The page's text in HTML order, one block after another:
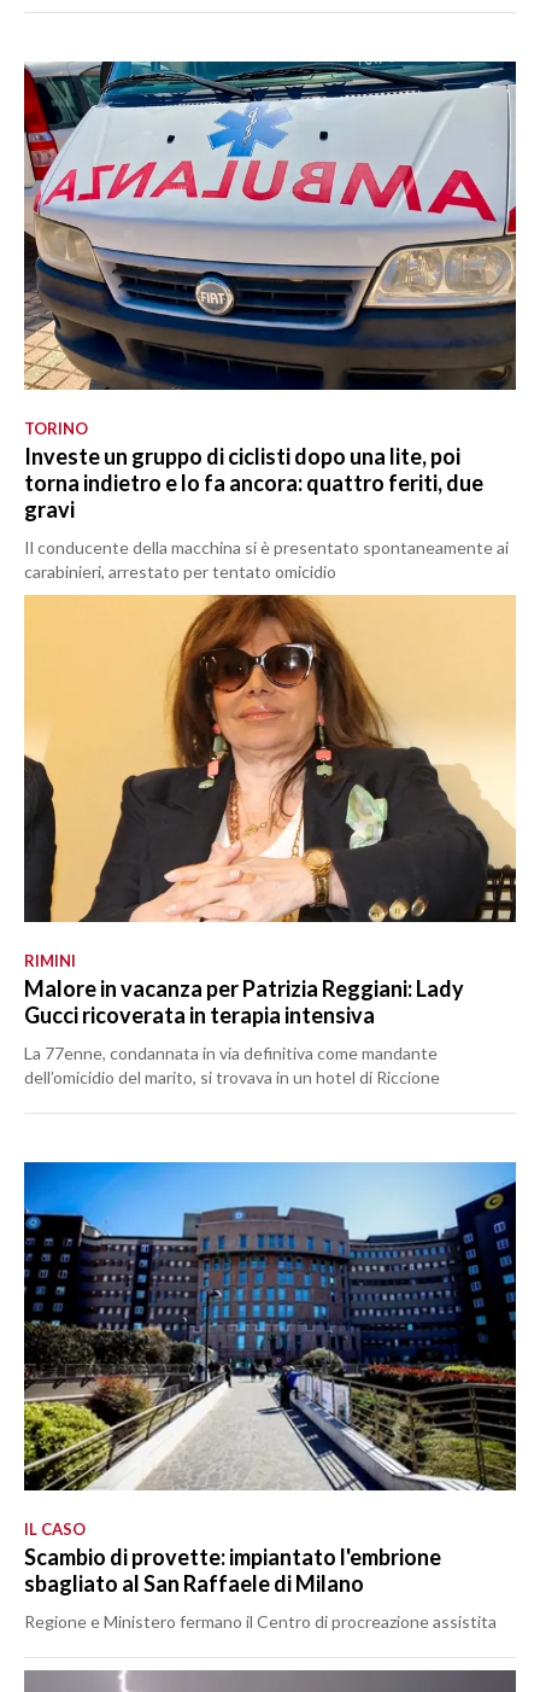
TORINO
Investe un gruppo di ciclisti dopo una lite, poi
torna indietro e lo fa ancora: quattro feriti, due
gravi
Il conducente della macchina si è presentato spontaneamente ai
carabinieri, arrestato per tentato omicidio
RIMINI
Malore in vacanza per Patrizia Reggiani: Lady
Gucci ricoverata in terapia intensiva
La 77enne, condannata in via definitiva come mandante
dell’omicidio del marito, si trovava in un hotel di Riccione
IL CASO
Scambio di provette: impiantato l'embrione
sbagliato al San Raffaele di Milano
Regione e Ministero fermano il Centro di procreazione assistita